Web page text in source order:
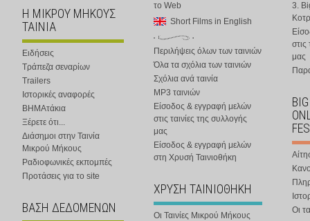
Η ΜΙΚΡΟΥ ΜΗΚΟΥΣ
ΤΑΙΝΙΑ
Ειδήσεις
Τράπεζα σεναρίων
Trailers
Ιστορικές αναφορές
ΒΗΜΑτάκια
Ξέρετε ότι...
Διάσημοι στην Ταινία
Μικρού Μήκους
Ραδιοφωνικές εκπομπές
Προτάσεις για το site
ΒΑΣΗ ΔΕΔΟΜΕΝΩΝ
το Web
Short Films in English
Περιλήψεις όλων των ταινιών
Όλα τα σχόλια των ταινιών
Σχόλια ανά ταινία
MP3 ταινιών
Είσοδος & εγγραφή μελών
στις ταινίες της συλλογής
μας
Είσοδος & εγγραφή μελών
στη Χρυσή Ταινιοθήκη
ΧΡΥΣΗ ΤΑΙΝΙΟΘΗΚΗ
Οι Ταινίες Μικρού Μήκους
3.
στις
μας
Οι